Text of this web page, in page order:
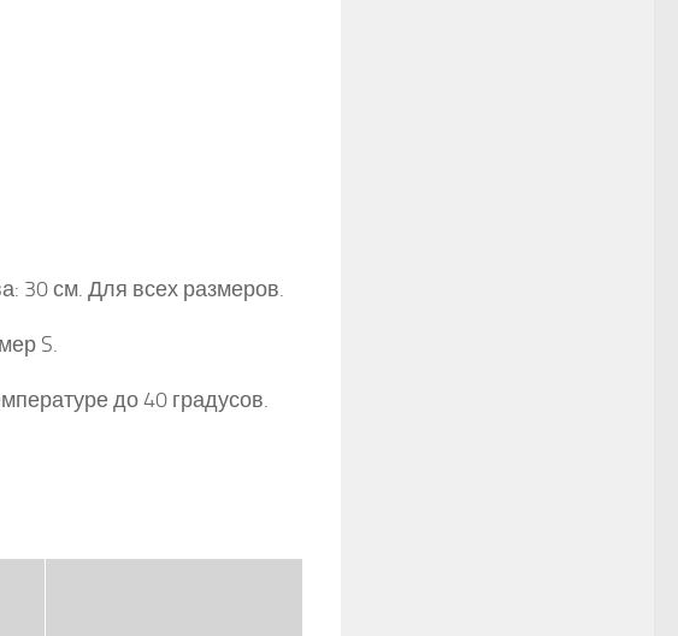
30 см. Для всех размеров.
S.
до 40 градусов.